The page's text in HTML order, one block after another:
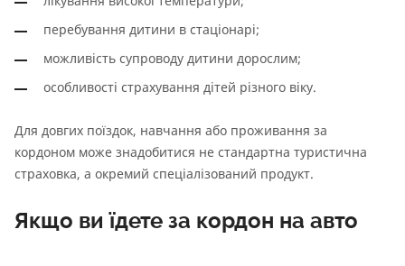
перебування дитини в стаціонарі;
можливість супроводу дитини дорослим;
особливості страхування дітей різного віку.
Для довгих поїздок, навчання або проживання за
кордоном може знадобитися не стандартна туристична
страховка, а окремий спеціалізований продукт.
Якщо ви їдете за кордон на авто